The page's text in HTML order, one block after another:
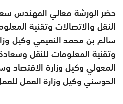
حضر الورشة معالي المهندس
النقل والاتصالات وتقنية
سالم بن محمد النعيمي وكيل
وتقنية المعلومات للنقل
المعولي وكيل وزارة الاقتصاد
الحوسني وكيل وزارة العمل